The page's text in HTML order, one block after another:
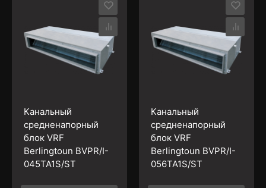
Канальный
средненапорный
блок VRF
Berlingtoun BVPR/I-
045TA1S/ST
Канальный
средненапорный
блок VRF
Berlingtoun BVPR/I-
056TA1S/ST